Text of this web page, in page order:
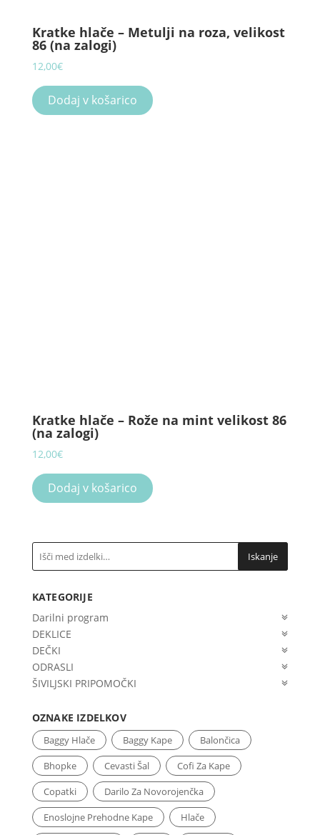
Kratke hlače – Metulji na roza, velikost
86 (na zalogi)
12,00€
Dodaj v košarico
Kratke hlače – Rože na mint velikost 86
(na zalogi)
12,00€
Dodaj v košarico
Iskanje
KATEGORIJE
Darilni program
DEKLICE
DEČKI
ODRASLI
ŠIVILJSKI PRIPOMOČKI
OZNAKE IZDELKOV
Baggy Hlače Baggy Kape
Balončica
Bhopke
Cevasti Šal
Cofi Za Kape
Copatki
Darilo Za Novorojenčka
Enoslojne Prehodne Kape
Hlače